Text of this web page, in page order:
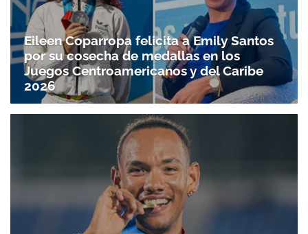
Eileen Coparropa felicita a Emily Santos
por su cosecha de medallas en los
Juegos Centroamericanos y del Caribe
2026